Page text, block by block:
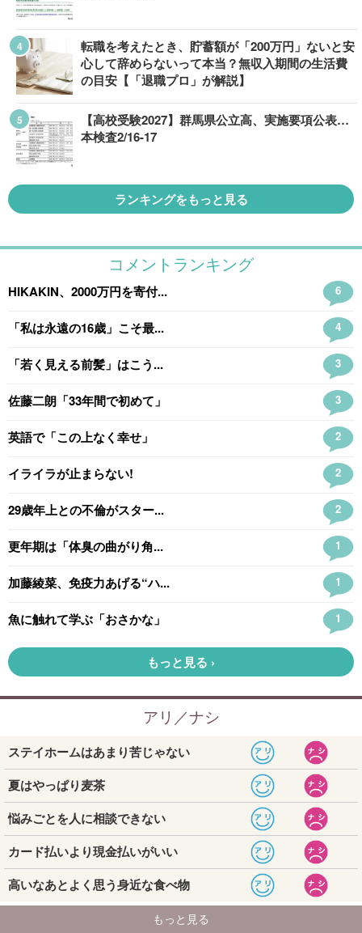
転職を考えたとき、貯蓄額が「200万円」ないと安
心して辞めらないって本当？無収入期間の生活費
の目安【「退職プロ」が解説】
【高校受験2027】群馬県公立高、実施要項公表…
本検査2/16-17
ランキングをもっと見る